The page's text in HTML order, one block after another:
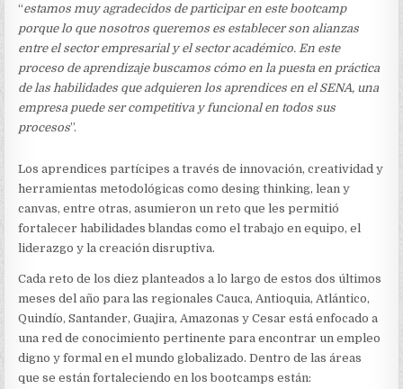
“estamos muy agradecidos de participar en este bootcamp
porque lo que nosotros queremos es establecer son alianzas
entre el sector empresarial y el sector académico. En este
proceso de aprendizaje buscamos cómo en la puesta en práctica
de las habilidades que adquieren los aprendices en el SENA, una
empresa puede ser competitiva y funcional en todos sus
procesos”.
Los aprendices partícipes a través de innovación, creatividad y
herramientas metodológicas como desing thinking, lean y
canvas, entre otras, asumieron un reto que les permitió
fortalecer habilidades blandas como el trabajo en equipo, el
liderazgo y la creación disruptiva.
Cada reto de los diez planteados a lo largo de estos dos últimos
meses del año para las regionales Cauca, Antioquia, Atlántico,
Quindío, Santander, Guajira, Amazonas y Cesar está enfocado a
una red de conocimiento pertinente para encontrar un empleo
digno y formal en el mundo globalizado. Dentro de las áreas
que se están fortaleciendo en los bootcamps están: